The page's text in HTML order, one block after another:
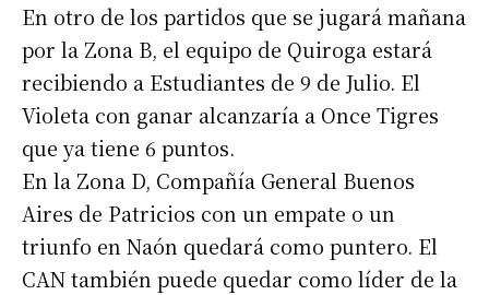
En otro de los partidos que se jugará mañana
por la Zona B, el equipo de Quiroga estará
recibiendo a Estudiantes de 9 de Julio. El
Violeta con ganar alcanzaría a Once Tigres
que ya tiene 6 puntos.
En la Zona D, Compañía General Buenos
Aires de Patricios con un empate o un
triunfo en Naón quedará como puntero. El
CAN también puede quedar como líder de la